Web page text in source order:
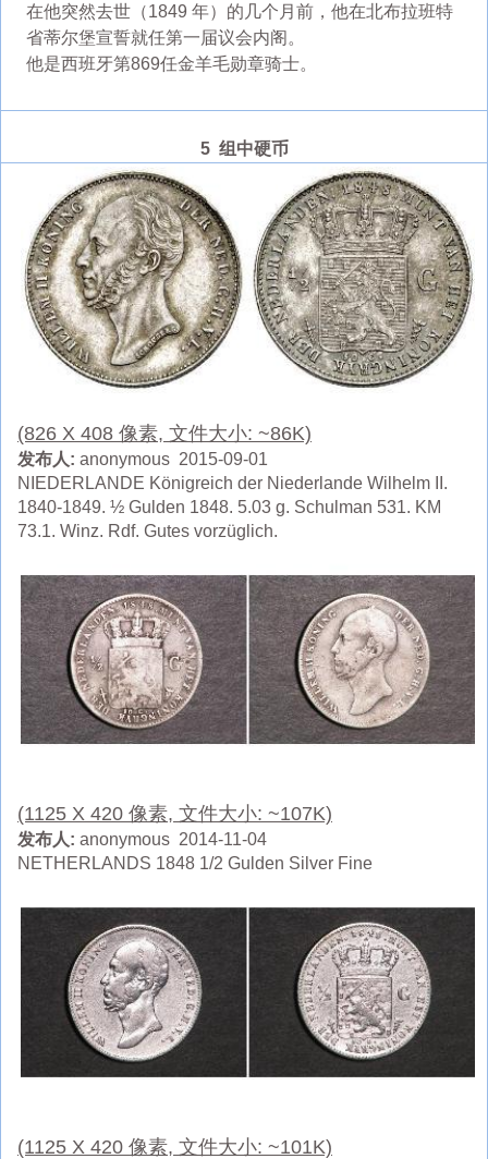
在他突然去世（1849 年）的几个月前，他在北布拉班特
省蒂尔堡宣誓就任第一届议会内阁。
他是西班牙第869任金羊毛勋章骑士。
5 组中硬币
(826 X 408 像素, 文件大小: ~86K)
发布人: anonymous 2015-09-01
NIEDERLANDE Königreich der Niederlande Wilhelm II.
1840-1849. ½ Gulden 1848. 5.03 g. Schulman 531. KM
73.1. Winz. Rdf. Gutes vorzüglich.
(1125 X 420 像素, 文件大小: ~107K)
发布人: anonymous 2014-11-04
NETHERLANDS 1848 1/2 Gulden Silver Fine
(1125 X 420 像素, 文件大小: ~101K)